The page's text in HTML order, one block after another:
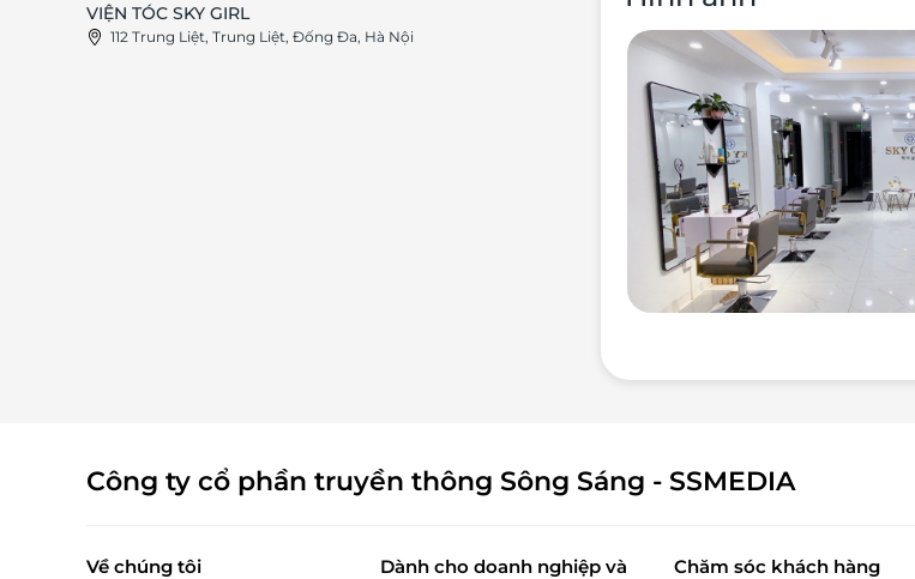
của Sky Girl Hair. Bên cạnh đó, đội ngũ nhân viên được
đào tạo bài bản, đầy đủ chuyên môn và tay nghề vững
VIỆN TÓC SKY GIRL
112 Trung Liệt, Trung Liệt, Đống Đa, Hà Nội
Công ty cổ phần truyền thông Sông Sáng - SSMEDIA
Về chúng tôi
Dành cho doanh nghiệp và
Chăm sóc khách hàng